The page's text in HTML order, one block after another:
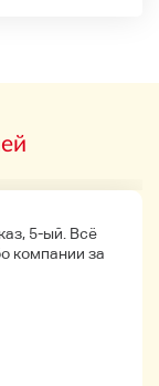
5-ый. Всё
компании за